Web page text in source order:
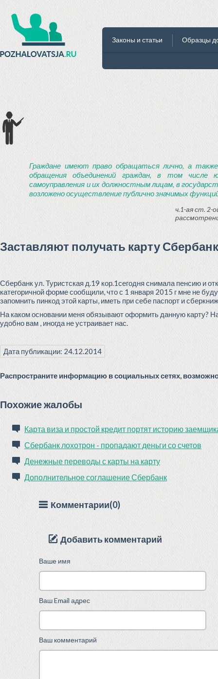
Законы и статьи Образцы
Граждане имеют право обращаться лично, а
обращения объединений граждан, в том числе
самоуправления и их должностным лицам, в
возложено осуществление публично значимых
ч.1-ая ст. 2-
Заставляют получать карту
Сбербанк ул. Туристская д.19 кор.1сегодня снимала пенсию и
категоричной форме сообщили, что с 1 января 2015 г мне не
запомнить пинкод этой карты, иметь при себе паспорт и
На каком основании меня обязывают оформить данную карту?
удобно вам , иногда не устраивает нас.
Дата публикации: 24.12.2014
Распространите информацию в социальных сетях,
Похожие жалобы
Карта виза и простой кредит портят историю
Сбербанк лохотрон - пропадают деньги со счетов
Денежные переводы с карты на карту
Дополнительное соглашение Сбербанк
Комментарии(0)
Добавить комментарий
Ваше имя
Ваш Email адрес
Ваш комментарий